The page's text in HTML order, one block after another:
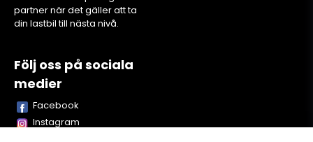
partner när det gäller att ta
din lastbil till nästa nivå.
Följ oss på sociala
medier
Facebook
Instagram